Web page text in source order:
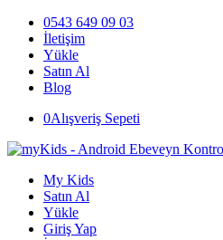
0543 649 09 03
İletişim
Yükle
Satın Al
Blog
0Alışveriş Sepeti
My Kids
Satın Al
Yükle
Giriş Yap